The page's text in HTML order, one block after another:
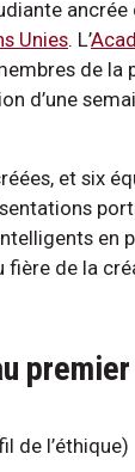
ancrée
Unies. L’
de
d’une
et six
en
fière de la
de l’éthique)